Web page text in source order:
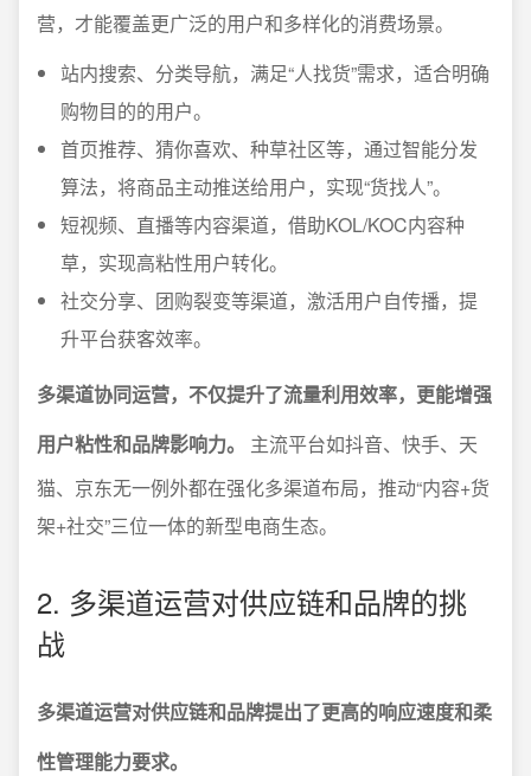
营，才能覆盖更广泛的用户和多样化的消费场景。
站内搜索、分类导航，满足“人找货”需求，适合明确
购物目的的用户。
首页推荐、猜你喜欢、种草社区等，通过智能分发
算法，将商品主动推送给用户，实现“货找人”。
短视频、直播等内容渠道，借助KOL/KOC内容种
草，实现高粘性用户转化。
社交分享、团购裂变等渠道，激活用户自传播，提
升平台获客效率。
多渠道协同运营，不仅提升了流量利用效率，更能增强
用户粘性和品牌影响力。
主流平台如抖音、快手、天
猫、京东无一例外都在强化多渠道布局，推动“内容+货
架+社交”三位一体的新型电商生态。
2. 多渠道运营对供应链和品牌的挑
战
多渠道运营对供应链和品牌提出了更高的响应速度和柔
性管理能力要求。